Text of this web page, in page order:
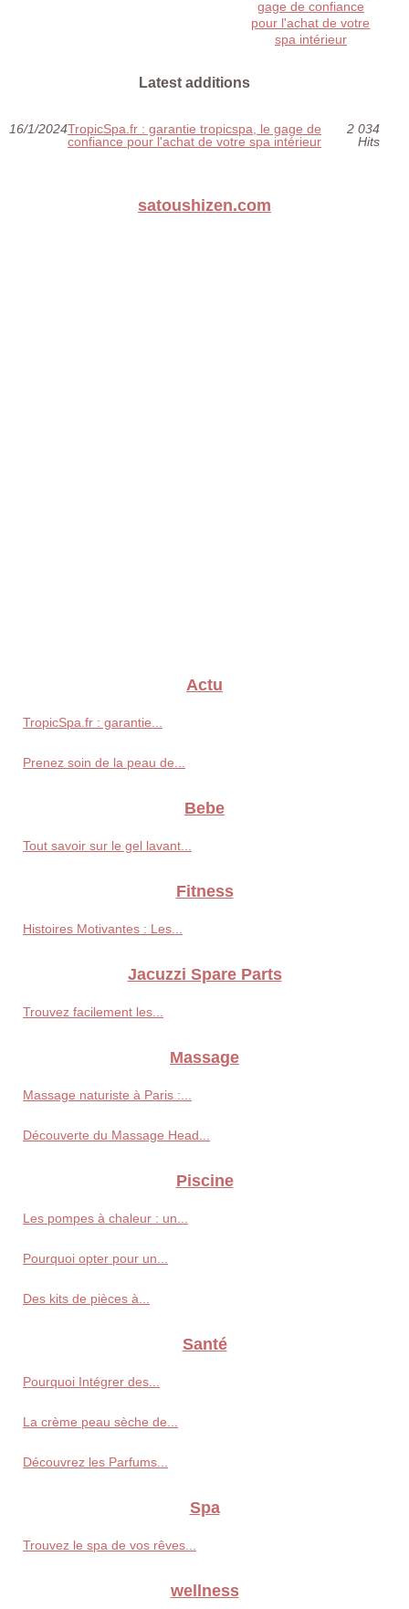
gage de confiance
pour l'achat de votre
spa intérieur
Latest additions
16/1/2024TropicSpa.fr : garantie tropicspa, le gage de
confiance pour l'achat de votre spa intérieur
2 034
Hits
satoushizen.com
Actu
TropicSpa.fr : garantie...
Prenez soin de la peau de...
Bebe
Tout savoir sur le gel lavant...
Fitness
Histoires Motivantes : Les...
Jacuzzi Spare Parts
Trouvez facilement les...
Massage
Massage naturiste à Paris :...
Découverte du Massage Head...
Piscine
Les pompes à chaleur : un...
Pourquoi opter pour un...
Des kits de pièces à...
Santé
Pourquoi Intégrer des...
La crème peau sèche de...
Découvrez les Parfums...
Spa
Trouvez le spa de vos rêves...
wellness